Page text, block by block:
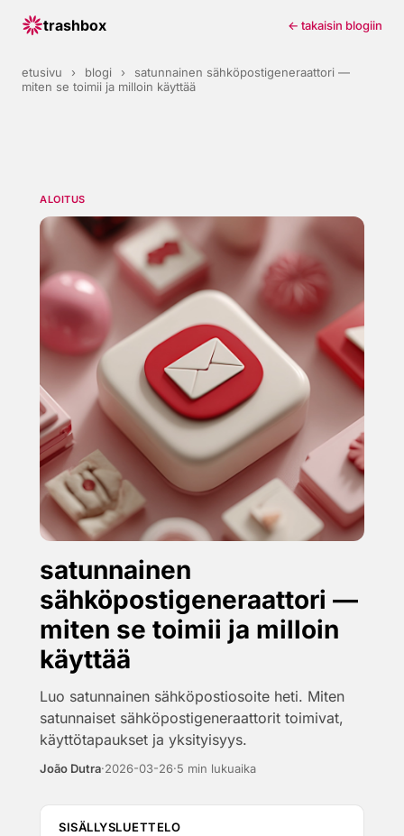
trashbox ← takaisin blogiin
etusivu › blogi ›
satunnainen sähköpostigeneraattori —
miten se toimii ja milloin käyttää
ALOITUS
satunnainen
sähköpostigeneraattori —
miten se toimii ja milloin
käyttää
Luo satunnainen sähköpostiosoite heti. Miten
satunnaiset sähköpostigeneraattorit toimivat,
käyttötapaukset ja yksityisyys.
João Dutra·2026-03-26·5 min lukuaika
SISÄLLYSLUETTELO